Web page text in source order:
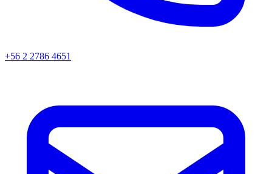
+56 2 2786 4651